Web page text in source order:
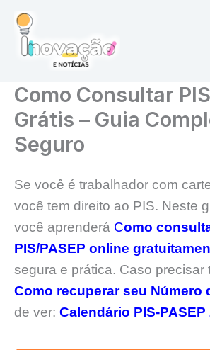
para
Como Consultar
Grátis – Guia
Seguro
Se você é trabalhador com
você tem direito ao PIS. Neste
você aprenderá Como
PIS/PASEP online
segura e prática. Caso precisar
Como recuperar seu Número
de ver: Calendário PIS-PASEP